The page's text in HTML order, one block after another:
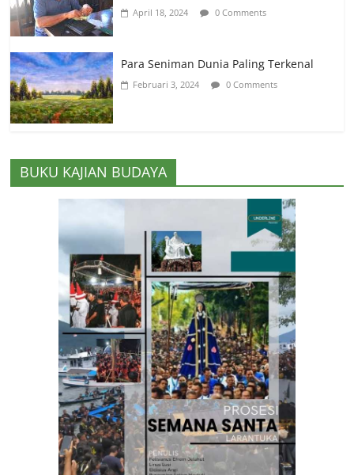
April 18, 2024 0 Comments
Para Seniman Dunia Paling Terkenal
Februari 3, 2024 0 Comments
BUKU KAJIAN BUDAYA